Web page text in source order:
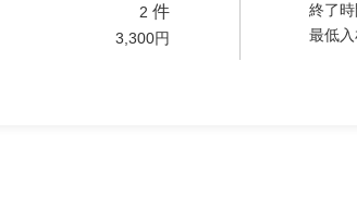
2 件
3,300円
終了時
最低